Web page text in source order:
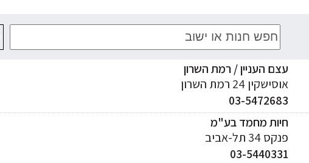
עצם העניין / רמת השרון
אוסישקין 24 רמת השרון
03-5472683
חיות מחמד בע"מ
פנקס 34 תל-אביב
03-5440331